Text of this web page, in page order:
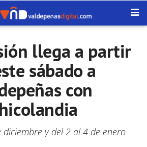
llega a partir
sábado a
con
diciembre y del 2 al 4 de enero